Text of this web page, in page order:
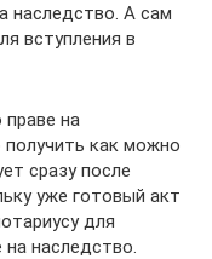
наследство. А сам
вступления в
праве на
как можно
сразу после
уже готовый акт
для
наследство.